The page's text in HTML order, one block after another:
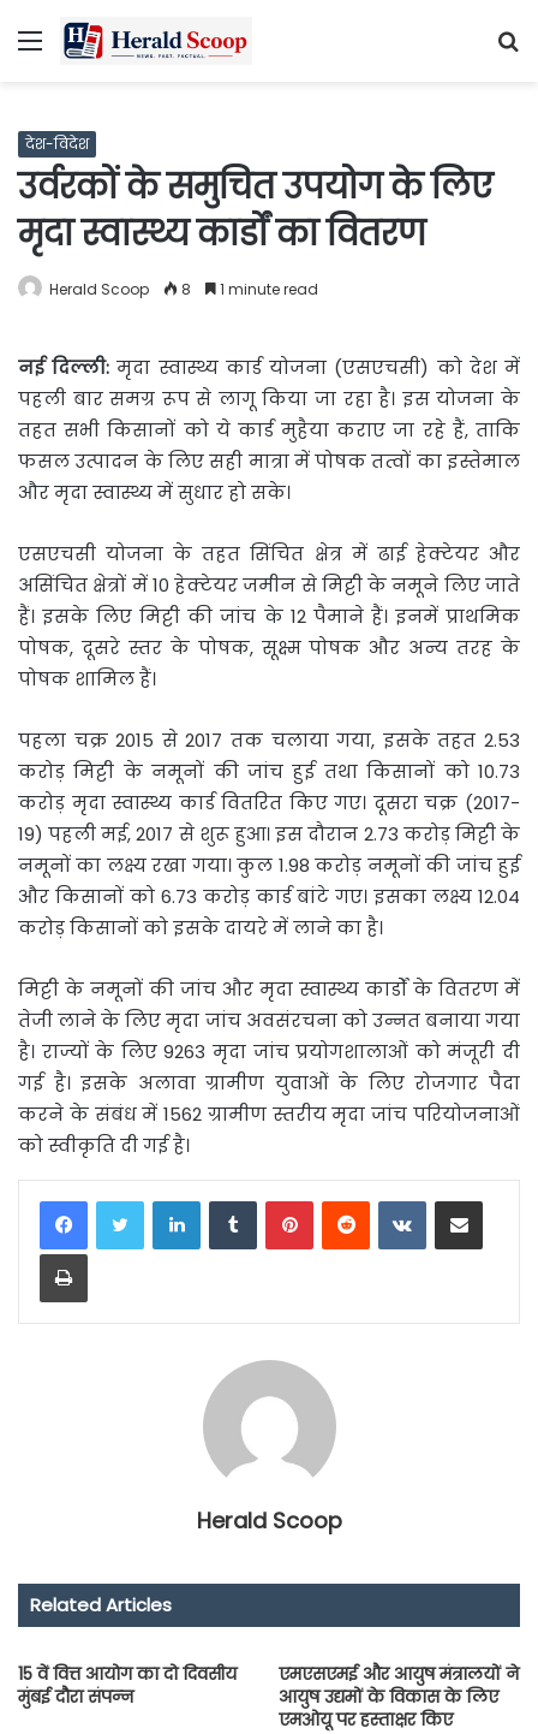
Menu
देश-विदेश
उर्वरकों के समुचित उपयोग के लिए
मृदा स्वास्थ्य कार्डों का वितरण
Herald Scoop 8 1 minute read
नई दिल्ली:मृदा स्वास्थ्य कार्ड योजना (एसएचसी) को देश में
पहली बार समग्र रूप से लागू किया जा रहा है। इस योजना के
तहत सभी किसानों को ये कार्ड मुहैया कराए जा रहे हैं, ताकि
फसल उत्पादन के लिए सही मात्रा में पोषक तत्वों का इस्तेमाल
और मृदा स्वास्थ्य में सुधार हो सके।
एसएचसी योजना के तहत सिंचित क्षेत्र में ढाई हेक्टेयर और
असिंचित क्षेत्रों में 10 हेक्टेयर जमीन से मिट्टी के नमूने लिए जाते
हैं। इसके लिए मिट्टी की जांच के 12 पैमाने हैं। इनमें प्राथमिक
पोषक, दूसरे स्तर के पोषक, सूक्ष्म पोषक और अन्य तरह के
पोषक शामिल हैं।
पहला चक्र 2015 से 2017 तक चलाया गया, इसके तहत 2.53
करोड़ मिट्टी के नमूनों की जांच हुई तथा किसानों को 10.73
करोड़ मृदा स्वास्थ्य कार्ड वितरित किए गए। दूसरा चक्र (2017-
19) पहली मई, 2017 से शुरू हुआ। इस दौरान 2.73 करोड़ मिट्टी के
नमूनों का लक्ष्य रखा गया। कुल 1.98 करोड़ नमूनों की जांच हुई
और किसानों को 6.73 करोड़ कार्ड बांटे गए। इसका लक्ष्य 12.04
करोड़ किसानों को इसके दायरे में लाने का है।
मिट्टी के नमूनों की जांच और मृदा स्वास्थ्य कार्डों के वितरण में
तेजी लाने के लिए मृदा जांच अवसंरचना को उन्नत बनाया गया
है। राज्यों के लिए 9263 मृदा जांच प्रयोगशालाओं को मंजूरी दी
गई है। इसके अलावा ग्रामीण युवाओं के लिए रोजगार पैदा
करने के संबंध में 1562 ग्रामीण स्तरीय मृदा जांच परियोजनाओं
को स्वीकृति दी गई है।
LinkedInTumblrPinterestReddit VKontakteShare via Email
Print
Herald Scoop
Related Articles
15 वें वित्त आयोग का दो दिवसीय
मुंबई दौरा संपन्‍न
एमएसएमई और आयुष मंत्रालयों ने
आयुष उद्यमों के विकास के लिए
एमओयू पर हस्ताक्षर किए